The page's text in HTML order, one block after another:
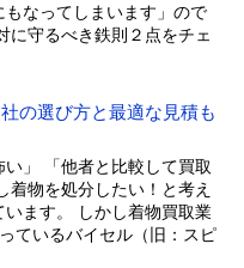
なってしまいます」ので
に守るべき鉄則２点をチェ
の選び方と最適な見積も
い」 「他者と比較して買取
着物を処分したい！と考え
ます。 しかし着物買取業
ているバイセル（旧：スピ